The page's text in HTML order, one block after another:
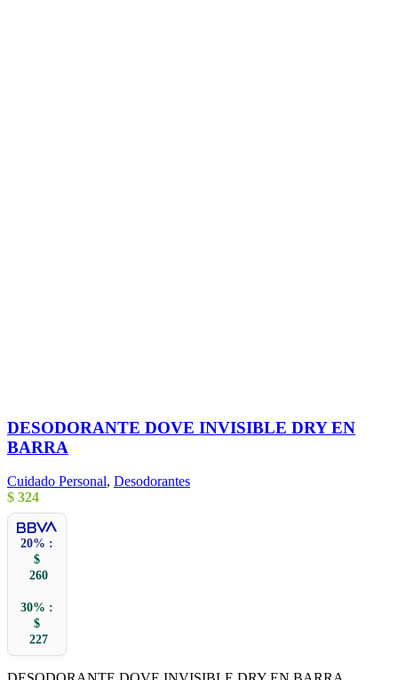
DESODORANTE DOVE INVISIBLE DRY EN
BARRA
Cuidado Personal, Desodorantes
$ 324
20% :
$
260
30% :
$
227